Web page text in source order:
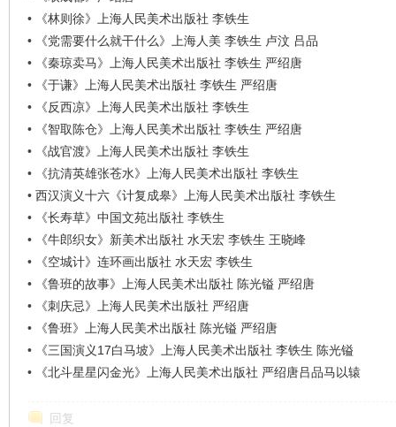
•
《林则徐》上海人民美术出版社 李铁生
•
《党需要什么就干什么》上海人美 李铁生 卢汶 吕品
•
《秦琼卖马》上海人民美术出版社 李铁生 严绍唐
•
《于谦》上海人民美术出版社 李铁生 严绍唐
•
《反西凉》上海人民美术出版社 李铁生
•
《智取陈仓》上海人民美术出版社 李铁生 严绍唐
•
《战官渡》上海人民美术出版社 李铁生
•
《抗清英雄张苍水》上海人民美术出版社 李铁生
• 西汉演义十六《计复成皋》上海人民美术出版社 李铁生
•
《长寿草》中国文苑出版社 李铁生
•
《牛郎织女》新美术出版社 水天宏 李铁生 王晓峰
•
《空城计》连环画出版社 水天宏 李铁生
•
《鲁班的故事》上海人民美术出版社 陈光镒 严绍唐
•
《刺庆忌》上海人民美术出版社 严绍唐
•
《鲁班》上海人民美术出版社 陈光镒 严绍唐
•
《三国演义17白马坡》上海人民美术出版社 李铁生 陈光镒
•
《北斗星星闪金光》上海人民美术出版社 严绍唐吕品马以辕
回复